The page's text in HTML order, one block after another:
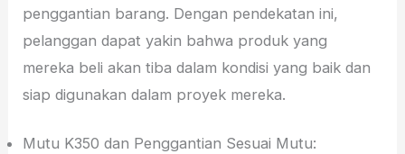
penggantian barang. Dengan pendekatan ini,
pelanggan dapat yakin bahwa produk yang
mereka beli akan tiba dalam kondisi yang baik dan
siap digunakan dalam proyek mereka.
Mutu K350 dan Penggantian Sesuai Mutu: